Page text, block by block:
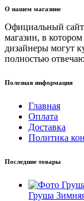
О нашем магазине
Официальный
магазин, в
дизайнеры могут
полностью
Полезная информация
Главная
Оплата
Доставка
Политика
Последние товары
Груша